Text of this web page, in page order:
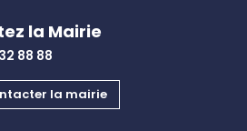
la Mairie
88 88
la mairie